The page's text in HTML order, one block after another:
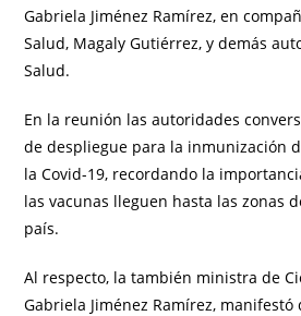
Gabriela Jiménez Ramírez, en
Salud, Magaly Gutiérrez, y demás
Salud.
En la reunión las autoridades
de despliegue para la inmunización
la Covid-19, recordando la
las vacunas lleguen hasta las zonas
país.
Al respecto, la también ministra de
Gabriela Jiménez Ramírez,